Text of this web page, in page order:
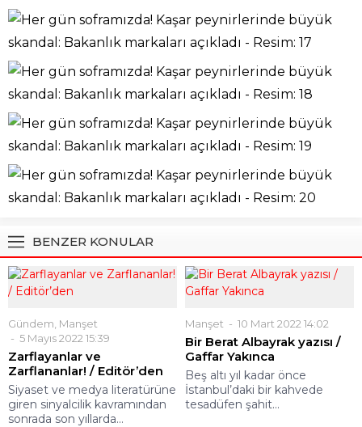
BENZER KONULAR
Gündem Manşet
5 Mayıs 2022 15:39
Zarflayanlar ve
Zarflananlar! / Editör’den
Siyaset ve medya literatürüne
giren sinyalcilik kavramından
sonrada son yıllarda...
Manşet 10 Mart 2022 14:02
Bir Berat Albayrak yazısı /
Gaffar Yakınca
Beş altı yıl kadar önce
İstanbul’daki bir kahvede
tesadüfen şahit...